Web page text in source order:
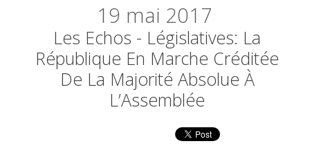
19 mai 2017
Les Echos - Législatives: La
République En Marche Créditée
De La Majorité Absolue À
L’Assemblée